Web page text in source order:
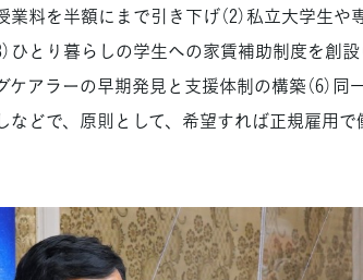
業料を半額にまで引き下げ（2）私立大学生
ひとり暮らしの学生への家賃補助制度を創設
ケアラーの早期発見と支援体制の構築（6）
しなどで、原則として、希望すれば正規雇